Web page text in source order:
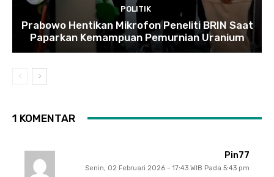
POLITIK
Prabowo Hentikan Mikrofon Peneliti BRIN Saat
Paparkan Kemampuan Pemurnian Uranium
1 KOMENTAR
Pin77
Senin, 02 Februari 2026 - 17:43 WIB Pada 5:43 pm